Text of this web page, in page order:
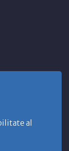
al